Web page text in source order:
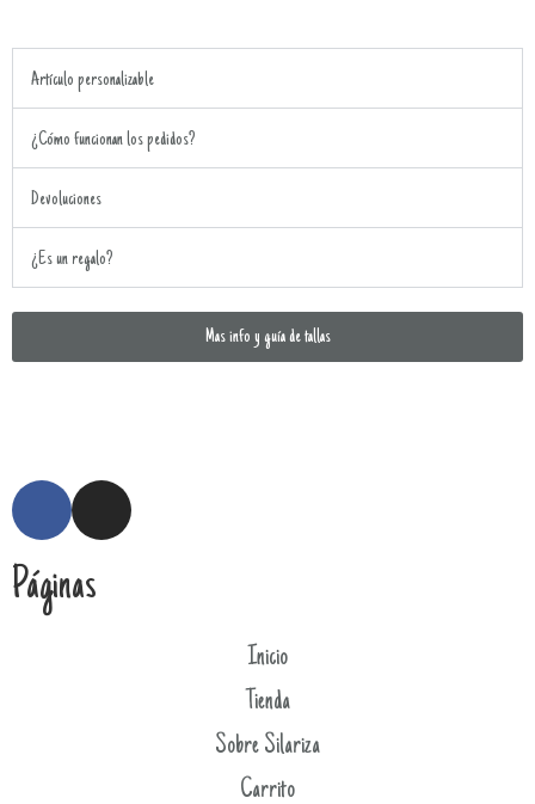
Artículo personalizable
¿Cómo funcionan los pedidos?
Devoluciones
¿Es un regalo?
Mas info y guía de tallas
Páginas
Inicio
Tienda
Sobre Silariza
Carrito